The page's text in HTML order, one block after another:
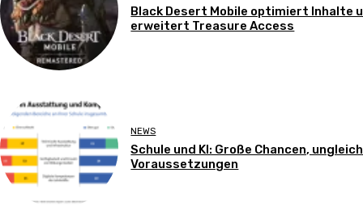
Black Desert Mobile optimiert Inhalte
erweitert Treasure Access
NEWS
Schule und KI: Große Chancen,
Voraussetzungen